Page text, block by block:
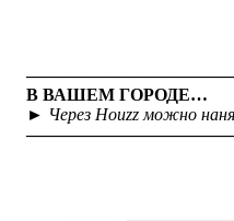
В ВАШЕМ ГОРОДЕ…
► Через Houzz можно